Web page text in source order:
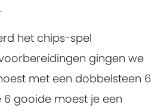
het chips-spel
gingen we
met een dobbelsteen 6
6 gooide moest je een